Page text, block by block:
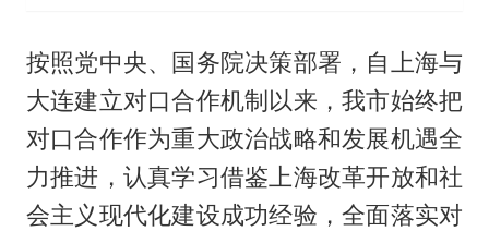
按照党中央、国务院决策部署，自上海与
大连建立对口合作机制以来，我市始终把
对口合作作为重大政治战略和发展机遇全
力推进，认真学习借鉴上海改革开放和社
会主义现代化建设成功经验，全面落实对